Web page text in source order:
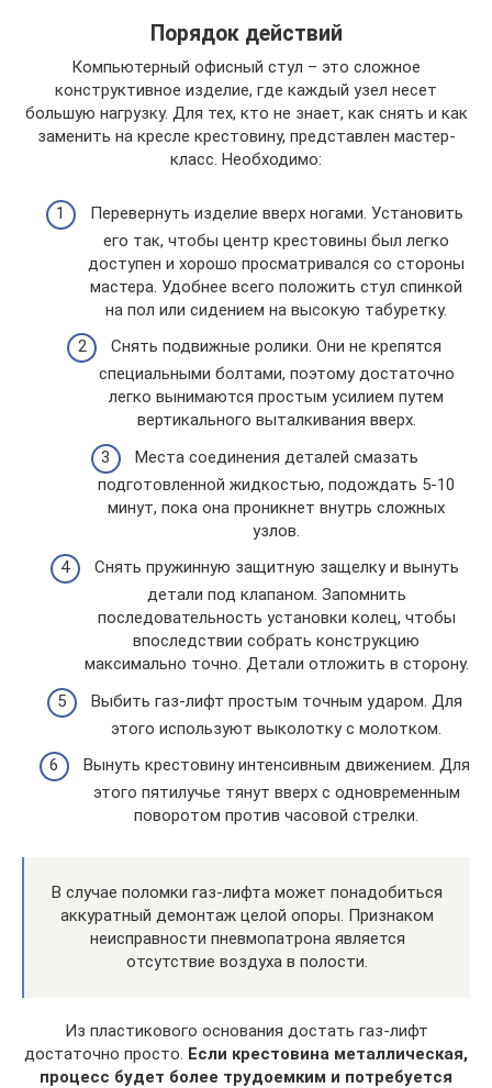
Порядок действий
Компьютерный офисный стул – это сложное
конструктивное изделие, где каждый узел несет
большую нагрузку. Для тех, кто не знает, как снять и как
заменить на кресле крестовину, представлен мастер-
класс. Необходимо:
Перевернуть изделие вверх ногами. Установить
его так, чтобы центр крестовины был легко
доступен и хорошо просматривался со стороны
мастера. Удобнее всего положить стул спинкой
на пол или сидением на высокую табуретку.
Снять подвижные ролики. Они не крепятся
специальными болтами, поэтому достаточно
легко вынимаются простым усилием путем
вертикального выталкивания вверх.
Места соединения деталей смазать
подготовленной жидкостью, подождать 5-10
минут, пока она проникнет внутрь сложных
узлов.
Снять пружинную защитную защелку и вынуть
детали под клапаном. Запомнить
последовательность установки колец, чтобы
впоследствии собрать конструкцию
максимально точно. Детали отложить в сторону.
Выбить газ-лифт простым точным ударом. Для
этого используют выколотку с молотком.
Вынуть крестовину интенсивным движением. Для
этого пятилучье тянут вверх с одновременным
поворотом против часовой стрелки.
В случае поломки газ-лифта может понадобиться
аккуратный демонтаж целой опоры. Признаком
неисправности пневмопатрона является
отсутствие воздуха в полости.
Из пластикового основания достать газ-лифт
достаточно просто. Если крестовина металлическая,
процесс будет более трудоемким и потребуется